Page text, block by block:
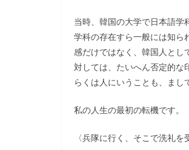
当時、韓国の大学で日本語学
学科の存在すら一般には知ら
感だけではなく、韓国人とし
対しては、たいへん否定的な
らくは人にいうことも、まし
私の人生の最初の転機です。
〈兵隊に行く、そこで洗礼を